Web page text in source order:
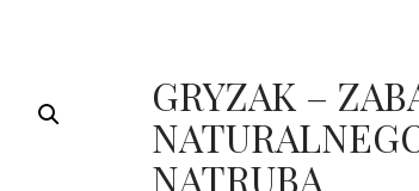
GRYZAK –
NATRUBA